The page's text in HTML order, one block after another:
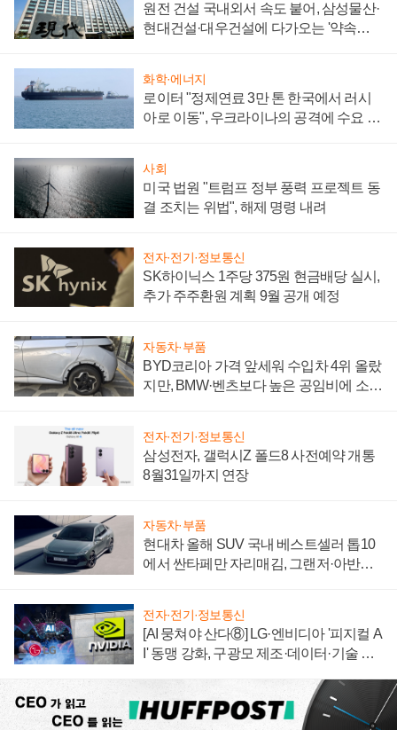
원전 건설 국내외서 속도 붙어, 삼성물산·
현대건설·대우건설에 다가오는 '약속의
화학·에너지
로이터 "정제연료 3만 톤 한국에서 러시
아로 이동", 우크라이나의 공격에 수요 늘
사회
미국 법원 "트럼프 정부 풍력 프로젝트 동
결 조치는 위법", 해제 명령 내려
전자·전기·정보통신
SK하이닉스 1주당 375원 현금배당 실시,
추가 주주환원 계획 9월 공개 예정
자동차·부품
BYD코리아 가격 앞세워 수입차 4위 올랐
지만, BMW·벤츠보다 높은 공임비에 소비
전자·전기·정보통신
삼성전자, 갤럭시Z 폴드8 사전예약 개통
8월31일까지 연장
자동차·부품
현대차 올해 SUV 국내 베스트셀러 톱10
에서 싼타페만 자리매김, 그랜저·아반떼
전자·전기·정보통신
[AI 뭉쳐야 산다⑧] LG·엔비디아 '피지컬 A
I' 동맹 강화, 구광모 제조·데이터·기술 결